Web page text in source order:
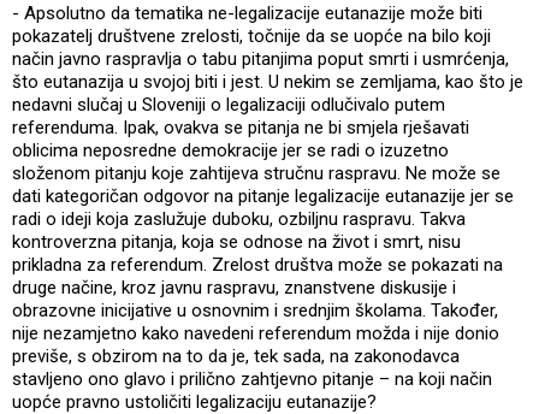
- Apsolutno da tematika ne-legalizacije eutanazije može biti
pokazatelj društvene zrelosti, točnije da se uopće na bilo koji
način javno raspravlja o tabu pitanjima poput smrti i usmrćenja,
što eutanazija u svojoj biti i jest. U nekim se zemljama, kao što je
nedavni slučaj u Sloveniji o legalizaciji odlučivalo putem
referenduma. Ipak, ovakva se pitanja ne bi smjela rješavati
oblicima neposredne demokracije jer se radi o izuzetno
složenom pitanju koje zahtijeva stručnu raspravu. Ne može se
dati kategoričan odgovor na pitanje legalizacije eutanazije jer se
radi o ideji koja zaslužuje duboku, ozbiljnu raspravu. Takva
kontroverzna pitanja, koja se odnose na život i smrt, nisu
prikladna za referendum. Zrelost društva može se pokazati na
druge načine, kroz javnu raspravu, znanstvene diskusije i
obrazovne inicijative u osnovnim i srednjim školama. Također,
nije nezamjetno kako navedeni referendum možda i nije donio
previše, s obzirom na to da je, tek sada, na zakonodavca
stavljeno ono glavo i prilično zahtjevno pitanje – na koji način
uopće pravno ustoličiti legalizaciju eutanazije?